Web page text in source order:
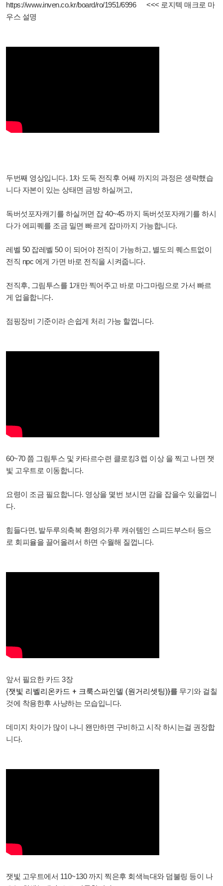
https://www.inven.co.kr/board/ro/1951/6996<<< 로지텍 매크로 마
우스 설명
두번째 영상입니다. 1차 도둑 전직후 어쌔 까지의 과정은 생략했습
니다 자본이 있는 상태면 금방 하실꺼고,
독버섯포자캐기를 하실꺼면 잡 40~45 까지 독버섯포자캐기를 하시
다가 에피퀘를 조금 밀면 빠르게 잡마까지 가능합니다.
레벨 50 잡레벨 50 이 되어야 전직이 가능하고, 별도의 퀘스트없이
전직 npc 에게 가면 바로 전직을 시켜줍니다.
전직후, 그림투스를 1개만 찍어주고 바로 마그마링으로 가서 빠르
게 업을합니다.
점핑장비 기준이라 손쉽게 처리 가능 할껍니다.
60~70 쯤 그림투스 및 카타르수련 클로킹3 렙 이상 을 찍고 나면 잿
빛 고우트로 이동합니다.
요령이 조금 필요합니다. 영상을 몇번 보시면 감을 잡을수 있을껍니
다.
힘들다면, 발두루의축복 환영의가루 캐쉬템인 스피드부스터 등으
로 회피율을 끌어올려서 하면 수월해 질껍니다.
앞서 필요한 카드 3장
{잿빛 리벨리온카드 + 크룩스파인델 (원거리셋팅)}를 무기와 걸칠
것에 착용한후 사냥하는 모습입니다.
데미지 차이가 많이 나니 왠만하면 구비하고 시작 하시는걸 권장합
니다.
잿빛 고우트에서 110~130 까지 찍은후 회색늑대와 덤불링 등이 나